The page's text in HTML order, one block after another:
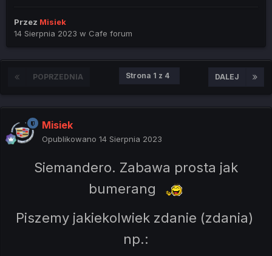
Przez Misiek
14 Sierpnia 2023 w Cafe forum
POPRZEDNIA DALEJ
Strona 1 z 4
Misiek
Opublikowano 14 Sierpnia 2023
Siemandero. Zabawa prosta jak
bumerang
Piszemy jakiekolwiek zdanie (zdania)
np.: